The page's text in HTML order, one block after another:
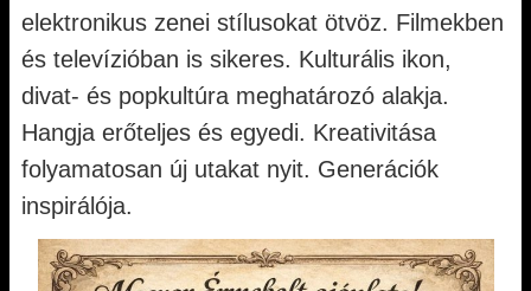
elektronikus zenei stílusokat ötvöz. Filmekben
és televízióban is sikeres. Kulturális ikon,
divat- és popkultúra meghatározó alakja.
Hangja erőteljes és egyedi. Kreativitása
folyamatosan új utakat nyit. Generációk
inspirálója.